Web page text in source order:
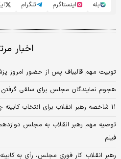
بله
اینستاگرم تلگرام
اخبار
توییت مهم قالیباف پس از حضور امروز
هجوم نمایندگان مجلس برای سلفی
۱۱ شاخصه رهبر انقلاب برای انتخاب کابینه چهاردهم
توصیه مهم رهبر انقلاب به مجلس
فیلم
رهبر انقلاب: کار فوری مجلس، رأی به